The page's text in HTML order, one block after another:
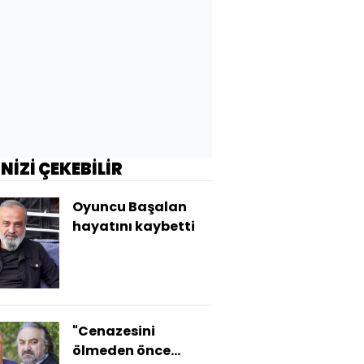
ÇEKEBİLİR
Oyuncu Başalan
hayatını kaybetti
"Cenazesini
ölmeden önce